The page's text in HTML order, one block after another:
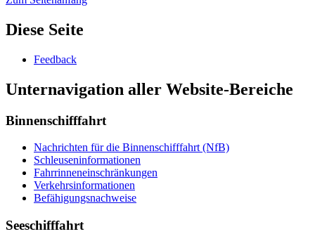
Diese Seite
Feed­back
Unternavigation aller Website-Bereiche
Binnenschifffahrt
Nach­rich­ten für die Bin­nen­schiff­fahrt (NfB)
Schleu­sen­in­for­ma­tio­nen
Fahr­rin­nen­ein­schrän­kun­gen
Ver­kehrs­in­for­ma­tio­nen
Be­fä­hi­gungs­nach­wei­se
Seeschifffahrt